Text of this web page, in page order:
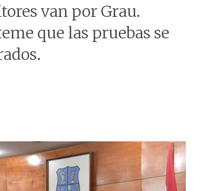
van por Grau.
que las pruebas se